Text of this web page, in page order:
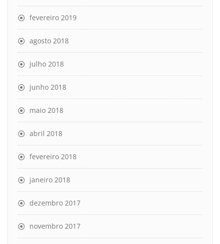
fevereiro 2019
agosto 2018
julho 2018
junho 2018
maio 2018
abril 2018
fevereiro 2018
janeiro 2018
dezembro 2017
novembro 2017